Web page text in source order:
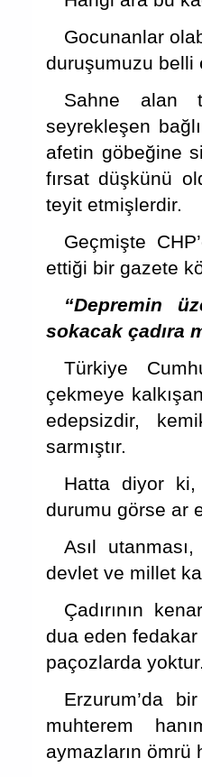
Gocunanlar
duruşumuzu belli
Sahne alan
seyrekleşen
afetin göbeğine
fırsat düşkünü
teyit etmişlerdir.
Geçmişte
ettiği bir gazete
“Depremin
sokacak çadıra
Türkiye
çekmeye
edepsizdir,
sarmıştır.
Hatta diyor
durumu görse ar
Asıl
devlet ve millet
Çadırının
dua eden fedakar
paçozlarda
Erzurum’da
muhterem
aymazların ömrü